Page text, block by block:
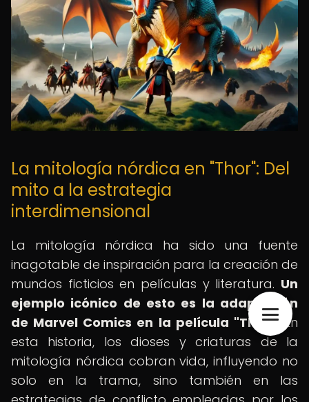
La mitología nórdica en "Thor": Del
mito a la estrategia
interdimensional
La mitología nórdica ha sido una fuente
inagotable de inspiración para la creación de
mundos ficticios en películas y literatura. Un
ejemplo icónico de esto es la adaptación
de Marvel Comics en la película "Thor".En
esta historia, los dioses y criaturas de la
mitología nórdica cobran vida, influyendo no
solo en la trama, sino también en las